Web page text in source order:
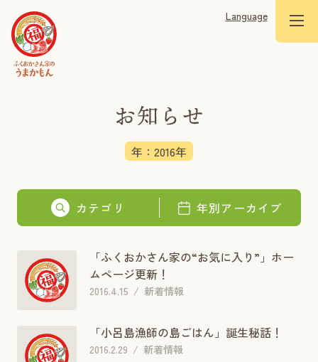
Language
年：2016年
カテゴリ 年別アーカイブ
「ふくおかさん家の“お気に入り”」ホー
ムページ更新！
2016.4.15 新着情報
「小呂島漁師の島ごはん」誕生秘話！
2016.2.29 新着情報